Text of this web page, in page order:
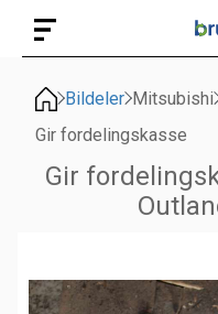
Bildeler Mitsubishi
Gir fordelingskasse
Gir